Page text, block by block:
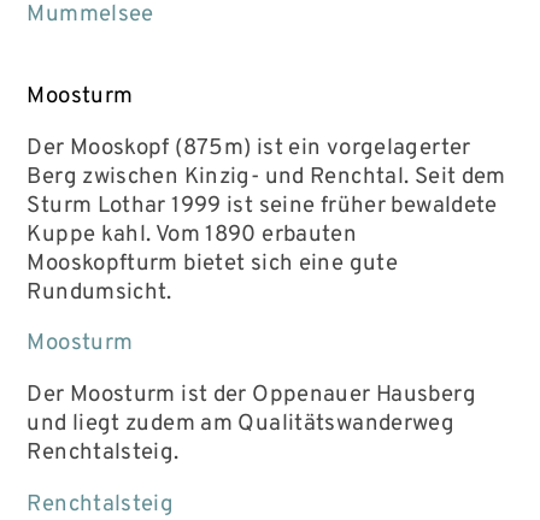
Mummelsee
Moosturm
Der Mooskopf (875m) ist ein vorgelagerter
Berg zwischen Kinzig- und Renchtal. Seit dem
Sturm Lothar 1999 ist seine früher bewaldete
Kuppe kahl. Vom 1890 erbauten
Mooskopfturm bietet sich eine gute
Rundumsicht.
Moosturm
Der Moosturm ist der Oppenauer Hausberg
und liegt zudem am Qualitätswanderweg
Renchtalsteig.
Renchtalsteig